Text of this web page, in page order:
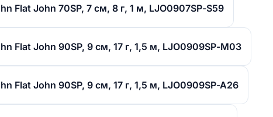
Flat John 70SP, 7 см, 8 г, 1 м, LJO0907SP-S59
Flat John 90SP, 9 см, 17 г, 1,5 м, LJO0909SP-M03
Flat John 90SP, 9 см, 17 г, 1,5 м, LJO0909SP-A26